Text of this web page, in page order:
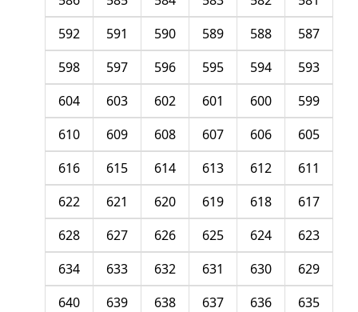
587
588
589
590
591
592
593
594
595
596
597
598
599
600
601
602
603
604
605
606
607
608
609
610
611
612
613
614
615
616
617
618
619
620
621
622
623
624
625
626
627
628
629
630
631
632
633
634
635
636
637
638
639
640